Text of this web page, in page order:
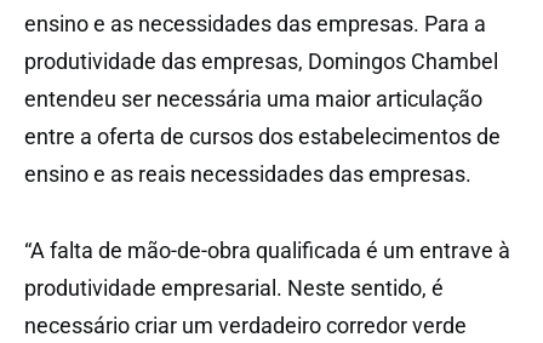
ensino e as necessidades das empresas. Para a
produtividade das empresas, Domingos Chambel
entendeu ser necessária uma maior articulação
entre a oferta de cursos dos estabelecimentos de
ensino e as reais necessidades das empresas.
“A falta de mão-de-obra qualificada é um entrave à
produtividade empresarial. Neste sentido, é
necessário criar um verdadeiro corredor verde